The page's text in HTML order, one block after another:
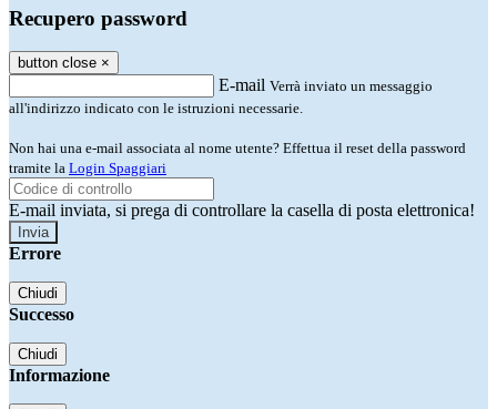
Recupero password
button close ×
E-mail Verrà inviato un messaggio
all'indirizzo indicato con le istruzioni necessarie.
Non hai una e-mail associata al nome utente? Effettua il reset della password
tramite la Login Spaggiari
E-mail inviata, si prega di controllare la casella di posta elettronica!
Errore
Chiudi
Successo
Chiudi
Informazione